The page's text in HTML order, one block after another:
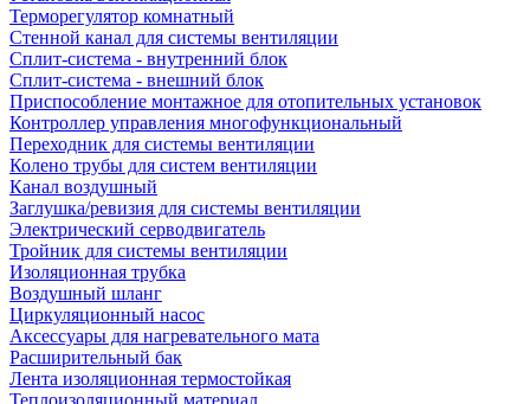
Терморегулятор комнатный
Стенной канал для системы вентиляции
Сплит-система - внутренний блок
Сплит-система - внешний блок
Приспособление монтажное для отопительных установок
Контроллер управления многофункциональный
Переходник для системы вентиляции
Колено трубы для систем вентиляции
Канал воздушный
Заглушка/ревизия для системы вентиляции
Электрический серводвигатель
Тройник для системы вентиляции
Изоляционная трубка
Воздушный шланг
Циркуляционный насос
Аксессуары для нагревательного мата
Расширительный бак
Лента изоляционная термостойкая
Теплоизоляционный материал